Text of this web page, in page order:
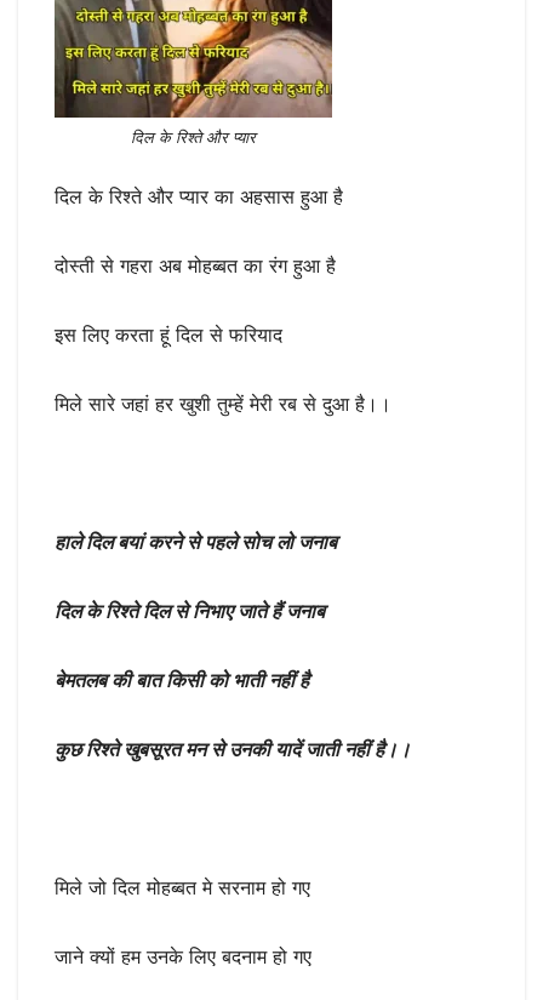
दिल के रिश्ते और प्यार
दिल के रिश्ते और प्यार का अहसास हुआ है
दोस्ती से गहरा अब मोहब्बत का रंग हुआ है
इस लिए करता हूं दिल से फरियाद
मिले सारे जहां हर खुशी तुम्हें मेरी रब से दुआ है।।
हाले दिल बयां करने से पहले सोच लो जनाब
दिल के रिश्ते दिल से निभाए जाते हैं जनाब
बेमतलब की बात किसी को भाती नहीं है
कुछ रिश्ते खुबसूरत मन से उनकी यादें जाती नहीं है।।
मिले जो दिल मोहब्बत मे सरनाम हो गए
जाने क्यों हम उनके लिए बदनाम हो गए